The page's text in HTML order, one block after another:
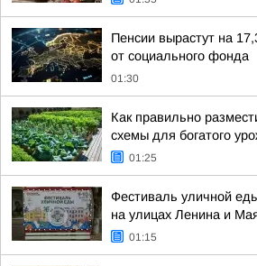
Пенсии вырастут на
от социального фонда
01:30
Как правильно
схемы для богатого
01:25
Фестиваль уличной
на улицах Ленина и
01:15